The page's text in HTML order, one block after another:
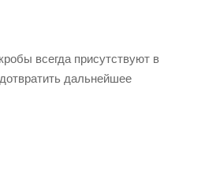
всегда присутствуют в
дальнейшее